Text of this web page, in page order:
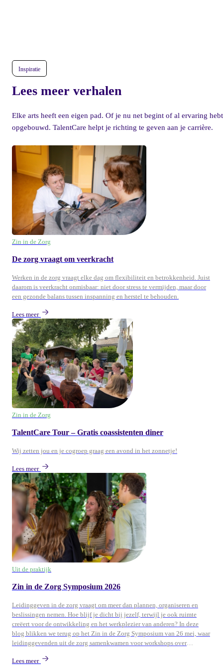
Inspiratie
Lees meer verhalen
Elke arts heeft een eigen pad. Of je nu net begint of al ervaring hebt
opgebouwd. TalentCare helpt je richting te geven aan je carrière.
Zin in de Zorg
De zorg vraagt om veerkracht
Werken in de zorg vraagt elke dag om flexibiliteit en betrokkenheid. Juist
daarom is veerkracht onmisbaar: niet door stress te vermijden, maar door
een gezonde balans tussen inspanning en herstel te behouden.
Lees meer
Zin in de Zorg
TalentCare Tour – Gratis coassistenten diner
Wij zetten jou en je cogroep graag een avond in het zonnetje!
Lees meer
Uit de praktijk
Zin in de Zorg Symposium 2026
Leidinggeven in de zorg vraagt om meer dan plannen, organiseren en
beslissingen nemen. Hoe blijf je dicht bij jezelf, terwijl je ook ruimte
creëert voor de ontwikkeling en het werkplezier van anderen? In deze
blog blikken we terug op het Zin in de Zorg Symposium van 26 mei, waar
leidinggevenden uit de zorg samenkwamen voor workshops over
Lees meer